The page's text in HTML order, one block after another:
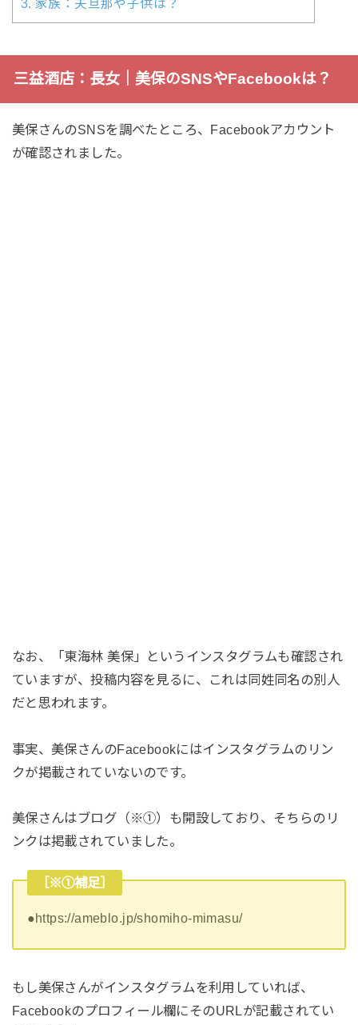
3. 家族：夫旦那や子供は？
三益酒店：長女｜美保のSNSやFacebookは？
美保さんのSNSを調べたところ、Facebookアカウント
が確認されました。
なお、「東海林 美保」というインスタグラムも確認され
ていますが、投稿内容を見るに、これは同姓同名の別人
だと思われます。
事実、美保さんのFacebookにはインスタグラムのリン
クが掲載されていないのです。
美保さんはブログ（※①）も開設しており、そちらのリ
ンクは掲載されていました。
［※①補足］
●https://ameblo.jp/shomiho-mimasu/
もし美保さんがインスタグラムを利用していれば、
Facebookのプロフィール欄にそのURLが記載されてい